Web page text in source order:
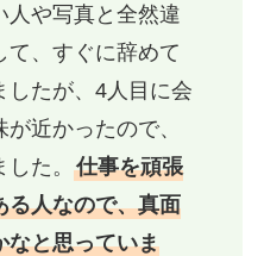
人や写真と全然違
て、すぐに辞めて
したが、4人目に会
近かったので、
た。 仕事を頑張
る人なので、真面
なと思っていま